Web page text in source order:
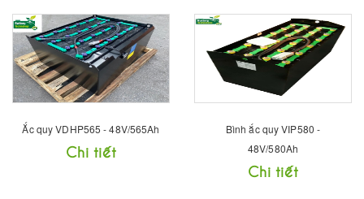
Ắc quy VDHP565 - 48V/565Ah
Chi tiết
Bình ắc quy VIP580 -
48V/580Ah
Chi tiết